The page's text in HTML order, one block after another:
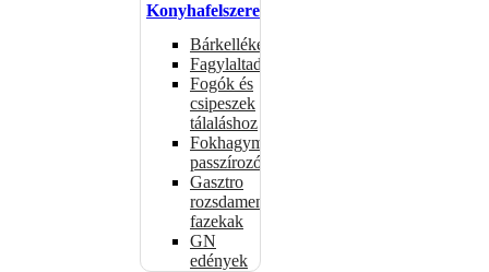
Konyhafelszerelés
Bárkellékek
Fagylaltadagolók
Fogók és
csipeszek
tálaláshoz
Fokhagymaprések,
passzírozók
Gasztro
rozsdamentes
fazekak
GN
edények